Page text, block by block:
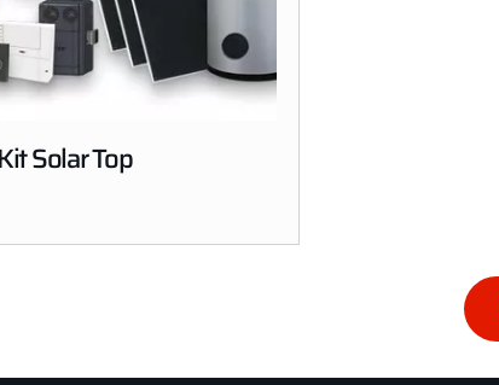
Kit Solar Top